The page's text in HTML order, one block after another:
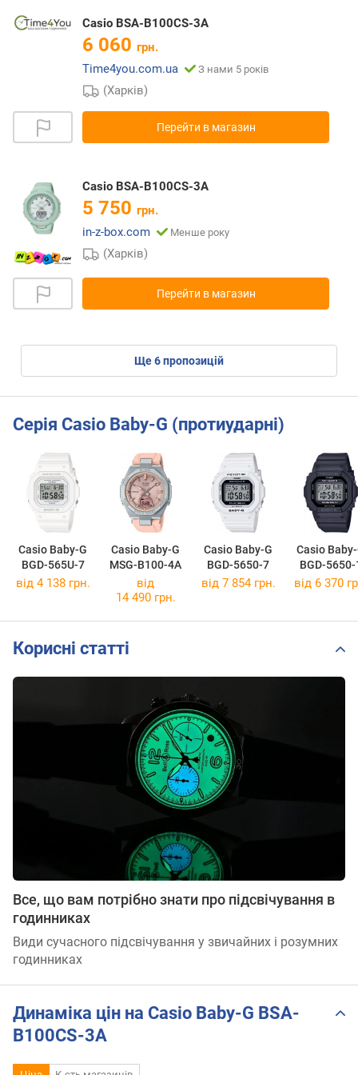
Casio BSA-B100CS-3A
6 060 грн.
Time4you.com.ua
З нами 5 років
(Харків)
Перейти в магазин
Casio BSA-B100CS-3A
5 750 грн.
in-z-box.com
Менше року
(Харків)
Перейти в магазин
ще6пропозицій
Серія Casio Baby-G (протиударні)
Casio Baby-G
BGD-565U-7
Casio Baby-G
MSG-B100-4A
Casio Baby-G
BGD-5650-7
Casio
BGD-5650-
від 4 138 грн.
від
14 490 грн.
від 7 854 грн. від 6 370
Корисні статті
Все, що вам потрібно знати про підсвічування в
годинниках
Види сучасного підсвічування у звичайних і розумних
годинниках
Динаміка цін на Casio Baby-G BSA-
B100CS-3A